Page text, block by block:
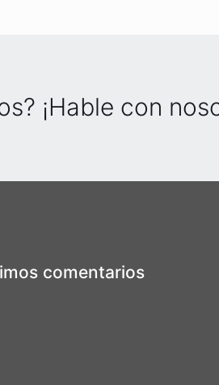
¡Hable con
comentarios